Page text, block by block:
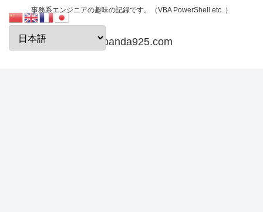
事務系エンジニアの趣味の記録です。（VBA PowerShell etc..）
papanda925.com